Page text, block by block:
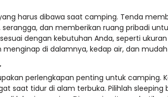
harus dibawa saat camping. Tenda
dan memberikan ruang pribadi
dengan kebutuhan Anda, seperti
di dalamnya, kedap air, dan
perlengkapan penting untuk camping.
saat tidur di alam terbuka. Pilihlah sleeping